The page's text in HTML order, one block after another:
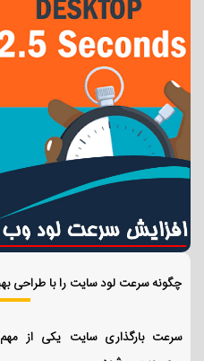
چگونه سرعت لود سایت را با طراحی
سرعت بارگذاری سایت یکی از